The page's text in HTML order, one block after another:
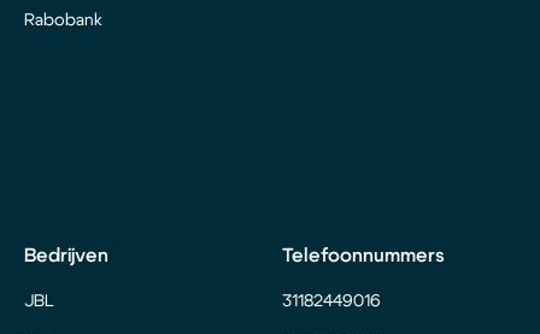
Rabobank
Bedrijven
JBL
Telefoonnummers
31182449016